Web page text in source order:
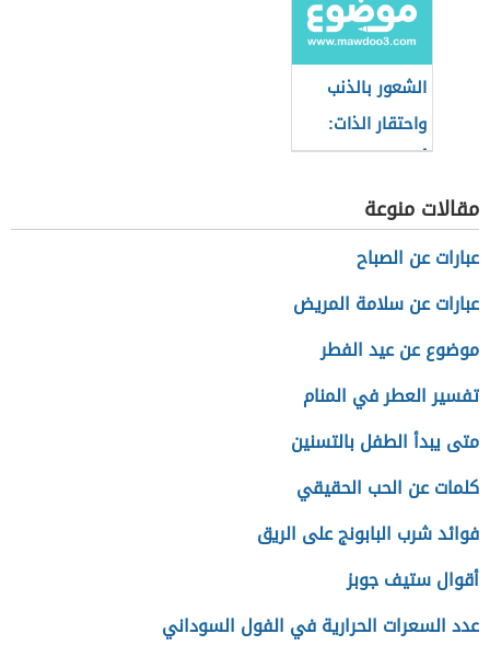
الشعور بالذنب
واحتقار الذات:
أهم النصائح
والتوصيات
مقالات منوعة
عبارات عن الصباح
عبارات عن سلامة المريض
موضوع عن عيد الفطر
تفسير العطر في المنام
متى يبدأ الطفل بالتسنين
كلمات عن الحب الحقيقي
فوائد شرب البابونج على الريق
أقوال ستيف جوبز
عدد السعرات الحرارية في الفول السوداني